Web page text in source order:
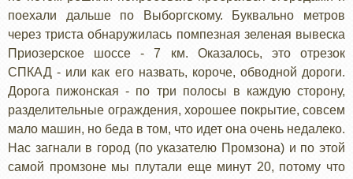
поехали дальше по Выборгскому. Буквально метров
через триста обнаружилась помпезная зеленая вывеска
Приозерское шоссе - 7 км. Оказалось, это отрезок
СПКАД - или как его назвать, короче, обводной дороги.
Дорога пижонская - по три полосы в каждую сторону,
разделительные ограждения, хорошее покрытие, совсем
мало машин, но беда в том, что идет она очень недалеко.
Нас загнали в город (по указателю Промзона) и по этой
самой промзоне мы плутали еще минут 20, потому что